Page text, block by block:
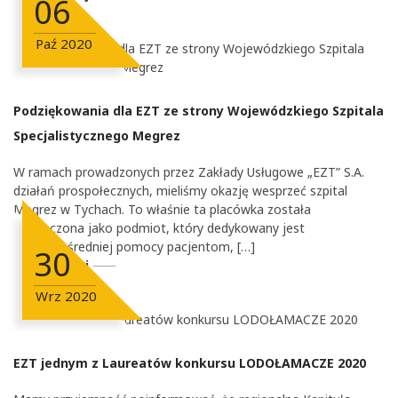
06
Paź 2020
Podziękowania dla EZT ze strony Wojewódzkiego Szpitala
Specjalistycznego Megrez
W ramach prowadzonych przez Zakłady Usługowe „EZT” S.A.
działań prospołecznych, mieliśmy okazję wesprzeć szpital
Megrez w Tychach. To właśnie ta placówka została
wyznaczona jako podmiot, który dedykowany jest
do bezpośredniej pomocy pacjentom, […]
Czytaj Dalej
30
Wrz 2020
EZT jednym z Laureatów konkursu LODOŁAMACZE 2020